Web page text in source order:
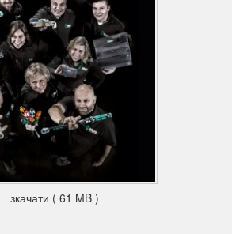
"Take it easy"
"Take it easy" з кольоровим
простого і легкого вибору потрібного
визначення розміру інструментів для
шестигранником (Г-подібні ключі,
гвинтів із шестигранною головкою і
Joker, головки Zyklop і головки Zyklop з
і гвинтів TORX® (Г-подібні ключі,
зкачати ( 61 MB )